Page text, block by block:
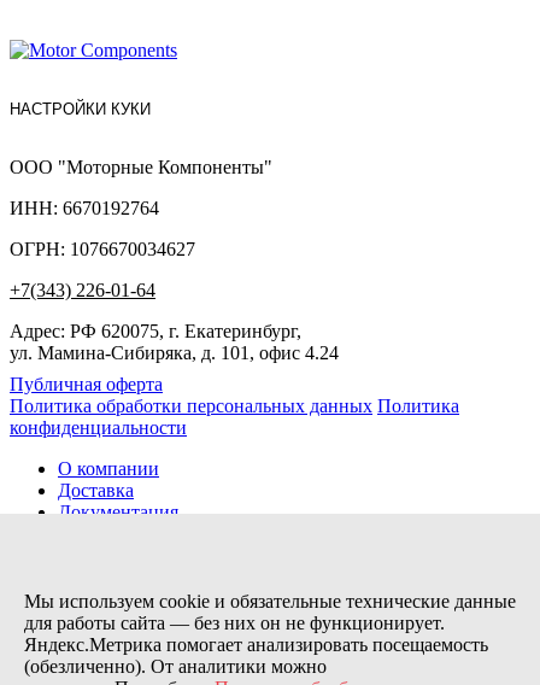
НАСТРОЙКИ КУКИ
ООО "Моторные Компоненты"
ИНН: 6670192764
ОГРН: 1076670034627
+7(343) 226-01-64
Адрес: РФ 620075, г. Екатеринбург,
ул. Мамина-Сибиряка, д. 101, офис 4.24
Публичная оферта
Политика обработки персональных данных Политика
конфиденциальности
О компании
Доставка
Документация
Контакты
Заказов сегодня / Всего
Мы используем cookie и обязательные технические данные
для работы сайта — без них он не функционирует.
Яндекс.Метрика помогает анализировать посещаемость
(обезличенно). От аналитики можно